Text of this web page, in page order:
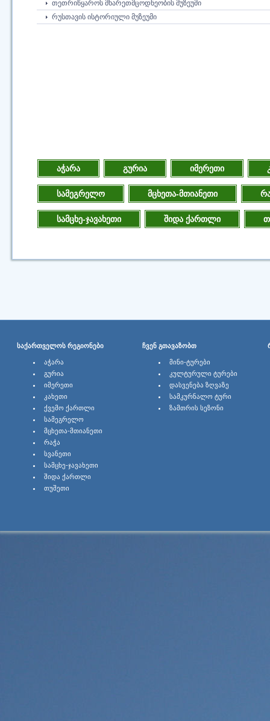
ᲗᲔᲗᲠᲘᲬᲧᲐᲠᲝᲡ ᲛᲮᲐᲠᲔᲗᲛᲪᲝᲓᲜᲔᲝᲑᲘᲡ ᲛᲣᲖᲔᲣᲛᲘ
ᲠᲣᲡᲗᲐᲕᲘᲡ ᲘᲡᲢᲝᲠᲘᲣᲚᲘ ᲛᲣᲖᲔᲣᲛᲘ
აჭარა გურია იმერეთი
სამეგრელო მცხეთა-მთიანეთი
სამცხე-ჯავახეთი შიდა ქართლი
ᲡᲐᲥᲐᲠᲗᲕᲔᲚᲝᲡ ᲠᲔᲒᲘᲝᲜᲔᲑᲘ ᲩᲕᲔᲜ ᲒᲗᲐᲕᲐᲖᲝᲑᲗ
ᲐᲭᲐᲠᲐ
ᲒᲣᲠᲘᲐ
ᲘᲛᲔᲠᲔᲗᲘ
ᲙᲐᲮᲔᲗᲘ
ᲥᲕᲔᲛᲝ ᲥᲐᲠᲗᲚᲘ
ᲡᲐᲛᲔᲒᲠᲔᲚᲝ
ᲛᲪᲮᲔᲗᲐ-ᲛᲗᲘᲐᲜᲔᲗᲘ
ᲠᲐᲭᲐ
ᲡᲕᲐᲜᲔᲗᲘ
ᲡᲐᲛᲪᲮᲔ-ᲯᲐᲕᲐᲮᲔᲗᲘ
ᲨᲘᲓᲐ ᲥᲐᲠᲗᲚᲘ
ᲗᲣᲨᲔᲗᲘ
ᲛᲘᲜᲘ-ᲢᲣᲠᲔᲑᲘ
ᲙᲣᲚᲢᲣᲠᲣᲚᲘ ᲢᲣᲠᲔᲑᲘ
ᲓᲐᲡᲕᲔᲜᲔᲑᲐ ᲖᲦᲕᲐᲖᲔ
ᲡᲐᲛᲙᲣᲠᲜᲐᲚᲝ ᲢᲣᲠᲘ
ᲖᲐᲛᲗᲠᲘᲡ ᲡᲔᲖᲝᲜᲘ